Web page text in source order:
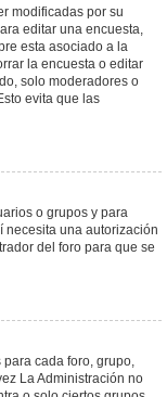
modificadas por su
editar una encuesta,
esta asociado a la
la encuesta o editar
solo moderadores o
evita que las
o grupos y para
necesita una autorización
del foro para que se
cada foro, grupo,
La Administración no